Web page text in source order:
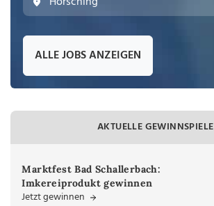
ALLE JOBS ANZEIGEN
AKTUELLE GEWINNSPIELE
Marktfest Bad Schallerbach:
Imkereiprodukt gewinnen
Jetzt gewinnen